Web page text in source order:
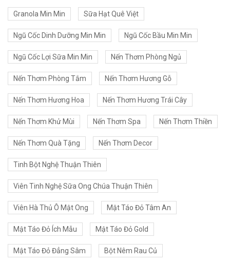
Granola Min Min Sữa Hạt Quê Việt
Ngũ Cốc Dinh Dưỡng Min Min Ngũ Cốc Bầu Min Min
Ngũ Cốc Lợi Sữa Min Min Nến Thơm Phòng Ngủ
Nến Thơm Phòng Tắm Nến Thơm Hương Gỗ
Nến Thơm Hương Hoa Nến Thơm Hương Trái Cây
Nến Thơm Khử Mùi Nến Thơm Spa Nến Thơm Thiền
Nến Thơm Quà Tặng Nến Thơm Decor
Tinh Bột Nghệ Thuận Thiên
Viên Tinh Nghệ Sữa Ong Chúa Thuận Thiên
Viên Hà Thủ Ô Mật Ong Mật Táo Đỏ Tâm An
Mật Táo Đỏ Ích Mẫu Mật Táo Đỏ Gold
Mật Táo Đỏ Đẳng Sâm Bột Nêm Rau Củ